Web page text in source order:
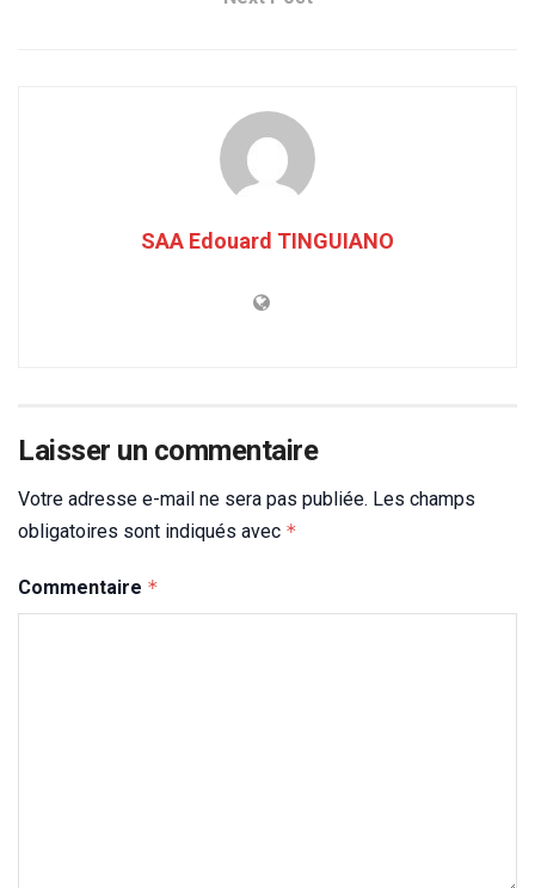
SAA Edouard TINGUIANO
Laisser un commentaire
Votre adresse e-mail ne sera pas publiée. Les champs
obligatoires sont indiqués avec *
Commentaire *